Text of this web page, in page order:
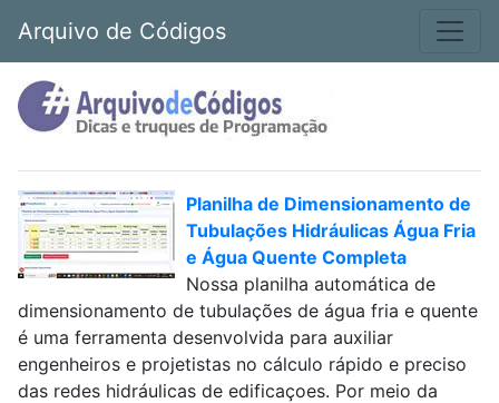
Arquivo de Códigos
Planilha de Dimensionamento de
Tubulações Hidráulicas Água Fria
e Água Quente Completa
Nossa planilha automática de
dimensionamento de tubulações de água fria e quente
é uma ferramenta desenvolvida para auxiliar
engenheiros e projetistas no cálculo rápido e preciso
das redes hidráulicas de edificaçoes. Por meio da